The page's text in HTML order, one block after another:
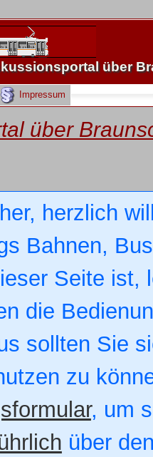
über
Impressum
über
herzlich
Bahnen,
Seite
die
sollten Sie
zu
, um
über